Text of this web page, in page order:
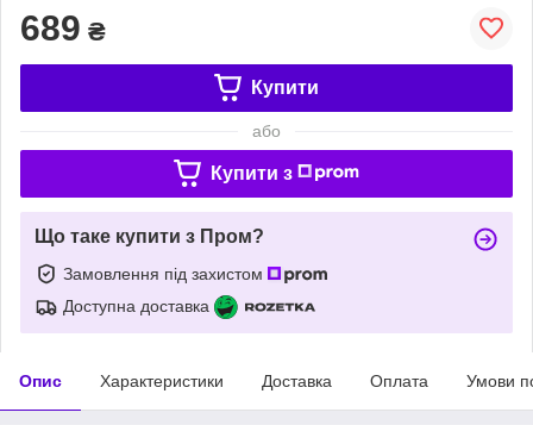
689 ₴
Купити
або
Купити з
Що таке купити з Пром?
Замовлення під захистом
Доступна доставка
Опис Характеристики Доставка Оплата Умови